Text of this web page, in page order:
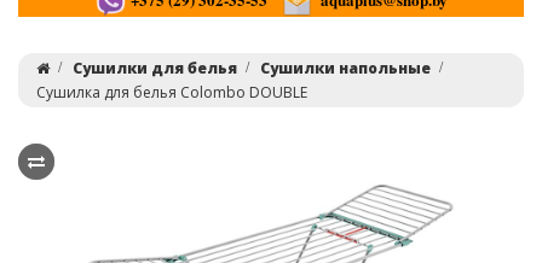
Сушилки для белья
Сушилки напольные
Сушилка для белья Colombo DOUBLE